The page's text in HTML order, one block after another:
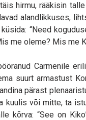
hirmu, rääkisin
alandlikkuses,
küsida: “Need
me oleme? Mis me
Carmenile
suurt armastust
pärast
kuulis või mitte, ta
kõrva: “See on